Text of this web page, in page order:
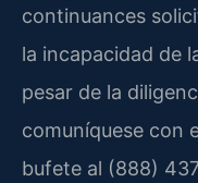
continuances
la incapacidad de
pesar de la
comuníquese con
bufete al (888)